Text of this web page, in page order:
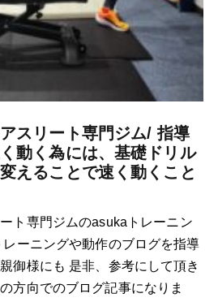
スリート専門ジム/ 指導
動く為には、基礎ドリル
えることで速く動くこと
ト専門ジムのasukaトレーニン
ーニングや動作のブログを指導
御様にも 是非、参考にして頂き
方向でのブログ記事になりま